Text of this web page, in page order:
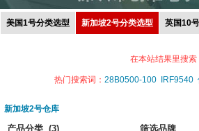
美国1号分类选型 新加坡2号分类选型 英国10
在本站结果里搜索
热门搜索词： 28B0500-100 IRF9540
新加坡2号仓库
产品分类 (3) 筛选品牌